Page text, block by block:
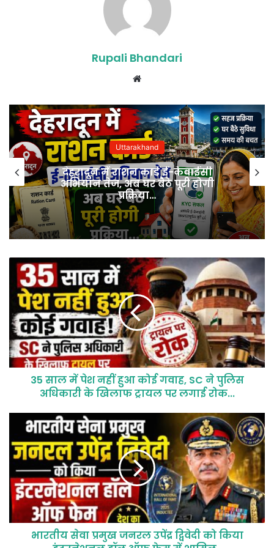
Rupali Bhandari
Uttarakhand
देहरादून में राशन कार्ड ई-केवाईसी
अभियान तेज, अब घर बैठे पूरी होगी
प्रक्रिया…
35 साल में पेश नहीं हुआ कोई गवाह, SC ने पुलिस
अधिकारी के खिलाफ ट्रायल पर लगाई रोक...
भारतीय सेवा प्रमुख जनरल उपेंद्र द्विवेदी को किया